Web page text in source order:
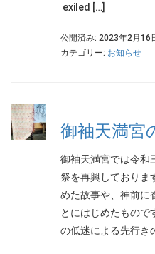
exiled […]
公開済み: 2023年2月16
カテゴリー: お知らせ
御袖天満宮
御袖天満宮では令和
祭を再興しておりま
めた故事や、神前に
とにはじめたもので
の低迷による先行き